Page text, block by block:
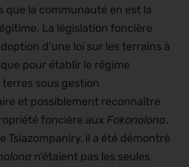
que la communauté en est la
La législation foncière
d’une loi sur les terrains à
pour établir le régime
sous gestion
et possiblement reconnaître
foncière aux Fokonolona.
Tsiazompaniry, il a été démontré
n’étaient pas les seules